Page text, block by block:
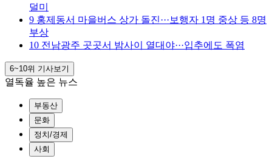
덜미
9 홍제동서 마을버스 상가 돌진···보행자 1명 중상 등 8명
부상
10 전남광주 곳곳서 밤사이 열대야···입추에도 폭염
6~10위 기사보기
열독율 높은 뉴스
부동산
문화
정치/경제
사회